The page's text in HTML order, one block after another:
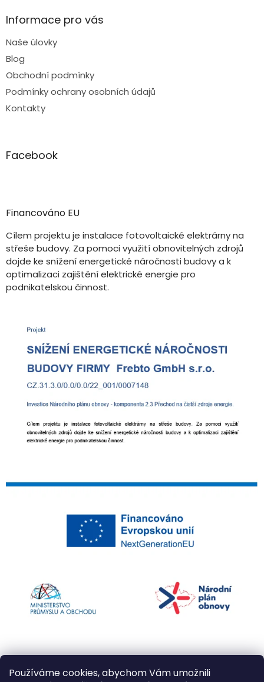
Používáme cookies, abychom Vám umožnili
Informace pro vás
Naše úlovky
Blog
Obchodní podmínky
Podmínky ochrany osobních údajů
Kontakty
Facebook
Financováno EU
Cílem projektu je instalace fotovoltaické elektrárny na
střeše budovy. Za pomoci využití obnovitelných zdrojů
dojde ke snížení energetické náročnosti budovy a k
optimalizaci zajištění elektrické energie pro
podnikatelskou činnost.